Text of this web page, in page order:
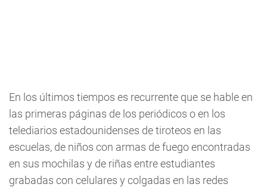
En los últimos tiempos es recurrente que se hable en
las primeras páginas de los periódicos o en los
telediarios estadounidenses de tiroteos en las
escuelas, de niños con armas de fuego encontradas
en sus mochilas y de riñas entre estudiantes
grabadas con celulares y colgadas en las redes